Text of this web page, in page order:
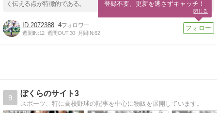
く伝える点が特徴的である。
2072388 4
週間IN:12 週間OUT:30 月間IN:62
9
ぼくらのサイト3
スポーツ、特に高校野球の記事を中心に物販を展開しています。
登録不要。更新を逃さずキャッチ！
閉じる